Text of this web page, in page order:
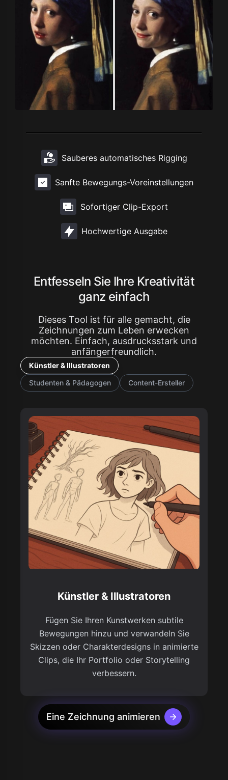
Sauberes automatisches Rigging
Sanfte Bewegungs-Voreinstellungen
Sofortiger Clip-Export
Hochwertige Ausgabe
Entfesseln Sie Ihre Kreativität
ganz einfach
Dieses Tool ist für alle gemacht, die
Zeichnungen zum Leben erwecken
möchten. Einfach, ausdrucksstark und
anfängerfreundlich.
Künstler & Illustratoren
Studenten & Pädagogen
Content-Ersteller
Künstler & Illustratoren
Fügen Sie Ihren Kunstwerken subtile
Bewegungen hinzu und verwandeln Sie
Skizzen oder Charakterdesigns in animierte
Clips, die Ihr Portfolio oder Storytelling
verbessern.
Eine Zeichnung animieren